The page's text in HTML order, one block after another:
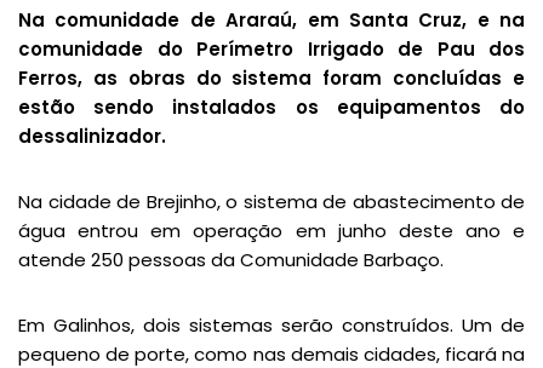
Na comunidade de Araraú, em Santa Cruz, e na
comunidade do Perímetro Irrigado de Pau dos
Ferros, as obras do sistema foram concluídas e
estão sendo instalados os equipamentos do
dessalinizador.
Na cidade de Brejinho, o sistema de abastecimento de
água entrou em operação em junho deste ano e
atende 250 pessoas da Comunidade Barbaço.
Em Galinhos, dois sistemas serão construídos. Um de
pequeno de porte, como nas demais cidades, ficará na